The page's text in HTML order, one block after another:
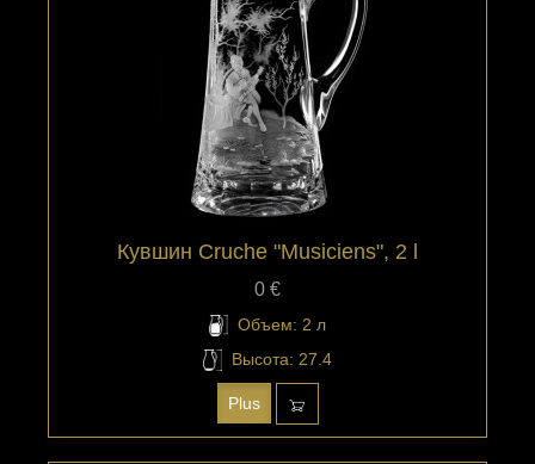
Кувшин Cruche "Musiciens", 2 l
0 €
Объем: 2 л
Высота: 27.4
Plus